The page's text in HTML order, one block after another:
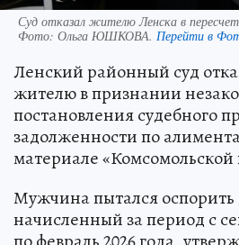
Суд отказал жителю Ленска в
Фото: Ольга ЮШКОВА. Перейти в
Ленский районный суд
жителю в признании
постановления судебного
задолженности по
материале
Мужчина пытался оспорить
начисленный за период с